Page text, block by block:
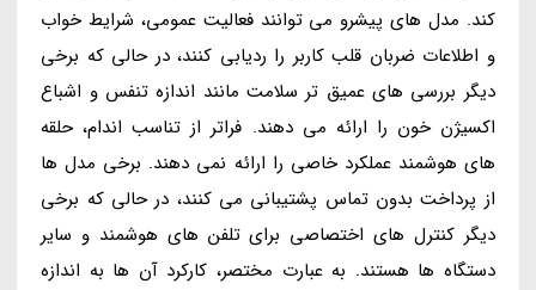
کند. مدل های پیشرو می توانند فعالیت عمومی، شرایط خواب
و اطلاعات ضربان قلب کاربر را ردیابی کنند، در حالی که برخی
دیگر بررسی های عمیق تر سلامت مانند اندازه تنفس و اشباع
اکسیژن خون را ارائه می دهند. فراتر از تناسب اندام، حلقه
های هوشمند عملکرد خاصی را ارائه نمی دهند. برخی مدل ها
از پرداخت بدون تماس پشتیبانی می کنند، در حالی که برخی
دیگر کنترل های اختصاصی برای تلفن های هوشمند و سایر
دستگاه ها هستند. به عبارت مختصر، کارکرد آن ها به اندازه